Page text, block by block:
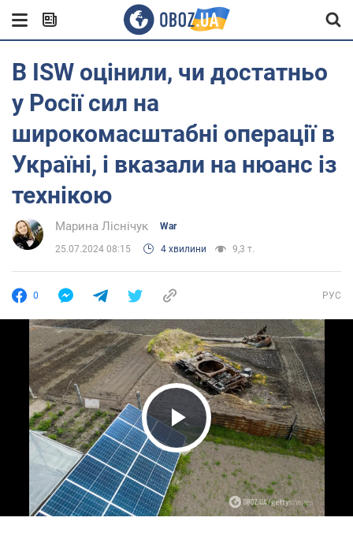
В ISW оцінили, чи достатньо
у Росії сил на
широкомасштабні операції в
Україні, і вказали на нюанс із
технікою
Марина Ліснічук War
25.07.2024 08:15 4 хвилини 9,3 т.
0 РУС
Play Video